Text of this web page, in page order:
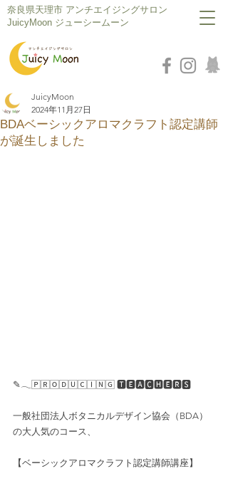
​奈良県天理市 アンチエイジングサロン
JuicyMoon ジューシームーン
BDAベーシックアロマクラフト認定講師
が誕生しました
JuicyMoon
2024年11月27日
✎𓂃🄿🅁🄾🄳🅄🄲🄸🄽🄶 🆃🅴🅰︎🅲🅷🅴🆁🆂
一般社団法人ボタニカルデザイン協会（BDA）
の大人気のコース、
【ベーシックアロマクラフト認定講師講座】